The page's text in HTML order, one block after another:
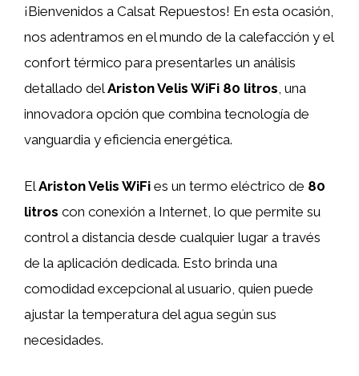
¡Bienvenidos a Calsat Repuestos! En esta ocasión,
nos adentramos en el mundo de la calefacción y el
confort térmico para presentarles un análisis
detallado delAriston Velis WiFi 80 litros, una
innovadora opción que combina tecnología de
vanguardia y eficiencia energética.
ElAriston Velis WiFi es un termo eléctrico de 80
litros con conexión a Internet, lo que permite su
control a distancia desde cualquier lugar a través
de la aplicación dedicada. Esto brinda una
comodidad excepcional al usuario, quien puede
ajustar la temperatura del agua según sus
necesidades.